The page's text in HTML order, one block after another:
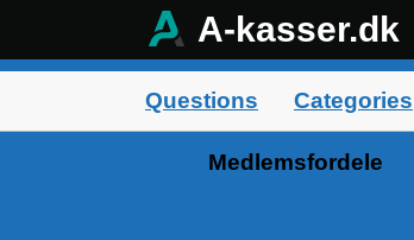
A-kasser.dk
Questions Categories
Medlemsfordele